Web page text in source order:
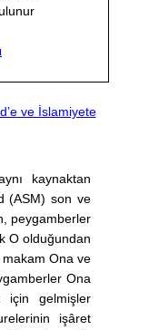
ve İslamiyete
kaynaktan
(ASM) son ve
peygamberler
O olduğundan
makam Ona ve
Ona
için gelmişler
işâret